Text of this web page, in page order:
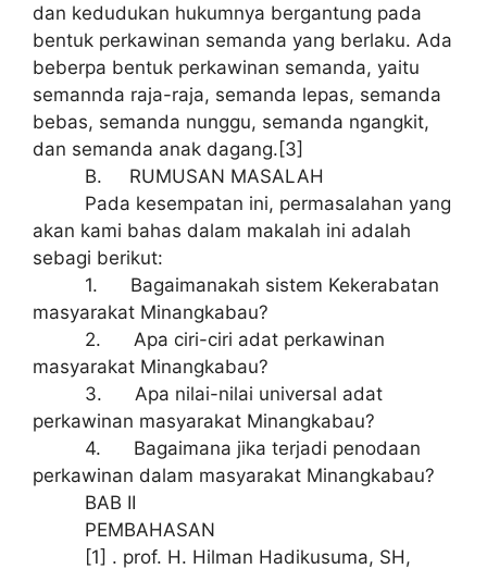
dan kedudukan hukumnya bergantung pada
bentuk perkawinan semanda yang berlaku. Ada
beberpa bentuk perkawinan semanda, yaitu
semannda raja-raja, semanda lepas, semanda
bebas, semanda nunggu, semanda ngangkit,
dan semanda anak dagang.[3]
B. RUMUSAN MASALAH
Pada kesempatan ini, permasalahan yang
akan kami bahas dalam makalah ini adalah
sebagi berikut:
1. Bagaimanakah sistem Kekerabatan
masyarakat Minangkabau?
2. Apa ciri-ciri adat perkawinan
masyarakat Minangkabau?
3. Apa nilai-nilai universal adat
perkawinan masyarakat Minangkabau?
4. Bagaimana jika terjadi penodaan
perkawinan dalam masyarakat Minangkabau?
BAB II
PEMBAHASAN
[1] . prof. H. Hilman Hadikusuma, SH,